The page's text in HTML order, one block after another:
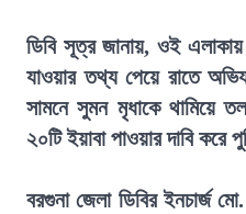
ডিবি সূত্র জানায়, ওই এলাকায়
যাওয়ার তথ্য পেয়ে রাতে
সামনে সুমন মৃধাকে থামিয়ে
২০টি ইয়াবা পাওয়ার দাবি করে
বরগুনা জেলা ডিবির ইনচার্জ